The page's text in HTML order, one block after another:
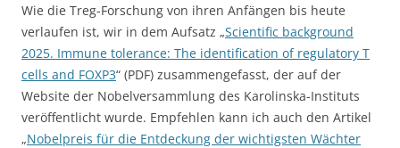
Wie die Treg-Forschung von ihren Anfängen bis heute
verlaufen ist, wir in dem Aufsatz „Scientific background
2025. Immune tolerance: The identification of regulatory T
cells and FOXP3“ (PDF) zusammengefasst, der auf der
Website der Nobelversammlung des Karolinska-Instituts
veröffentlicht wurde. Empfehlen kann ich auch den Artikel
„Nobelpreis für die Entdeckung der wichtigsten Wächter